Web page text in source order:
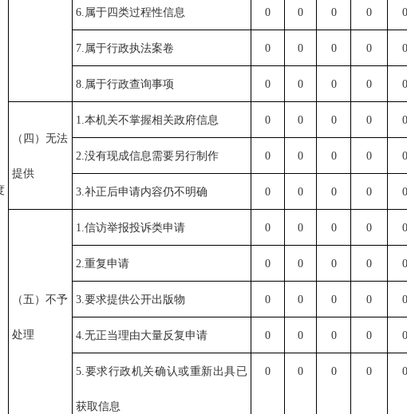
6.属于四类过程性信息 0 0 0 0 0
7.属于行政执法案卷 0 0 0 0 0
8.属于行政查询事项 0 0 0 0 0
（四）无法
提供
1.本机关不掌握相关政府信息 0 0 0 0 0
2.没有现成信息需要另行制作 0 0 0 0 0
3.补正后申请内容仍不明确 0 0 0 0 0
（五）不予
处理
1.信访举报投诉类申请 0 0 0 0 0
2.重复申请 0 0 0 0 0
3.要求提供公开出版物 0 0 0 0 0
4.无正当理由大量反复申请 0 0 0 0 0
5.要求行政机关确认或重新出具已
获取信息
0 0 0 0 0